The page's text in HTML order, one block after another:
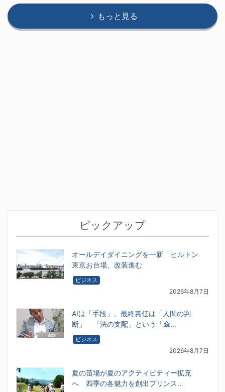
もっと見る
ピックアップ
オールデイダイニングを一新 ヒルトン
東京お台場、改装進む
ビジネス
2026年8月7日
AIは「手段」、最終責任は「人間の判
断」 「法の支配」という「傘…
ビジネス
2026年8月7日
夏の苗場が夏のアクティビティー拡充
へ 四季の各魅力を創出プリンス…